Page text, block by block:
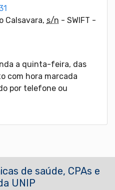
Calsavara, s/n - SWIFT -
a quinta-feira, das
com hora marcada
por telefone ou
de saúde, CPAs e
UNIP